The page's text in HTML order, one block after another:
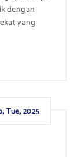
dengan
yang
Tue, 2025